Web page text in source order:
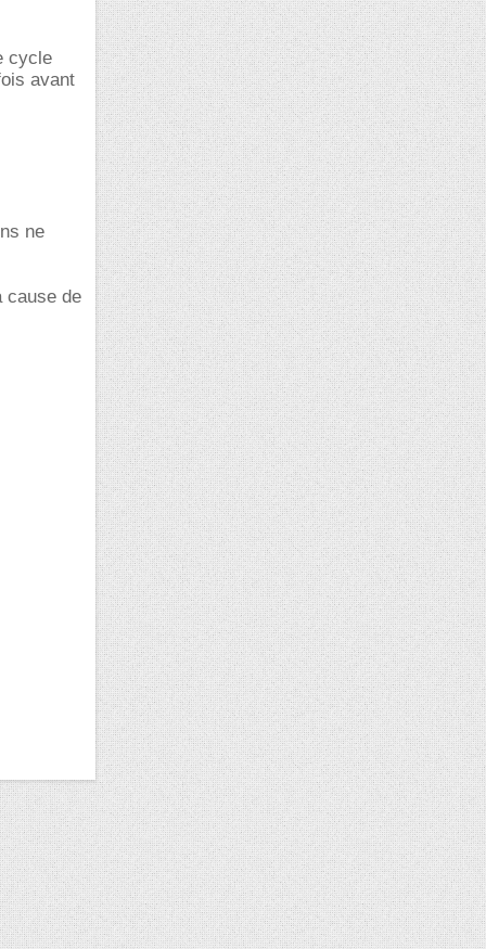
cycle
avant
ne
cause de